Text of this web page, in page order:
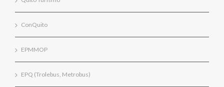
ConQuito
EPMMOP
EPQ (Trolebus, Metrobus)